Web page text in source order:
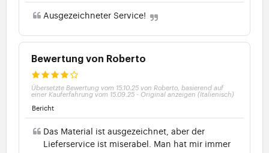
Ausgezeichneter Service!
Bewertung von Roberto
Übersetzte Bewertung vom 15.10.25 von Roberto, basierend auf
einer Kauferfahrung vom 15.09.25 - Original anzeigen (Italienisch)
Bericht
Das Material ist ausgezeichnet, aber der
Lieferservice ist miserabel. Man hat mir immer